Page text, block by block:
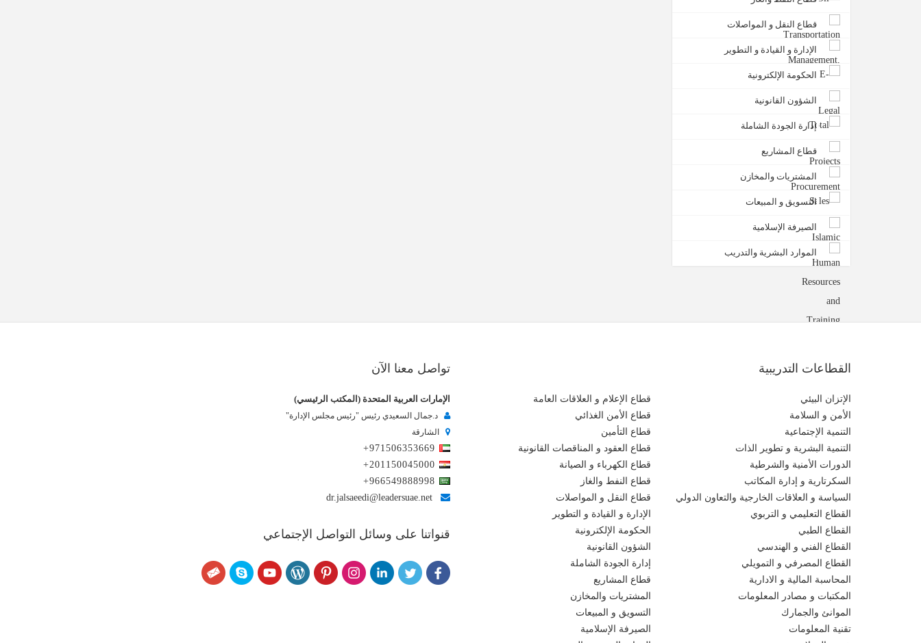
قطاع النقل و المواصلات
الإدارة و القيادة و التطوير
الحكومة الإلكترونية
الشؤون القانونية
إدارة الجودة الشاملة
قطاع المشاريع
المشتريات والمخازن
التسويق و المبيعات
الصيرفة الإسلامية
الموارد البشرية والتدريب
القطاعات التدريبية
الإتزان البيئي
الأمن و السلامة
التنمية الإجتماعية
التنمية البشرية و تطوير الذات
الدورات الأمنية والشرطية
السكرتارية و إدارة المكاتب
السياسة و العلاقات الخارجية والتعاون الدولي
القطاع التعليمي و التربوي
القطاع الطبي
القطاع الفني و الهندسي
القطاع المصرفي و التمويلي
المحاسبة المالية و الادارية
المكتبات و مصادر المعلومات
الموانئ والجمارك
تقنية المعلومات
قطاع الإعلام و العلاقات العامة
قطاع الأمن الغذائي
قطاع التأمين
قطاع العقود و المناقصات القانونية
قطاع الكهرباء و الصيانة
قطاع النفط والغاز
قطاع النقل و المواصلات
الإدارة و القيادة و التطوير
الحكومة الإلكترونية
الشؤون القانونية
إدارة الجودة الشاملة
قطاع المشاريع
المشتريات والمخازن
التسويق و المبيعات
الصيرفة الإسلامية
تواصل معنا الآن
الإمارات العربية المتحدة (المكتب الرئيسي)
د.جمال السعيدي رئيس "رئيس مجلس الإدارة"
الشارقة
+971506353669
+201150045000
+966549888998
dr.jalsaeedi@leadersuae.net
قنواتنا على وسائل التواصل الإجتماعي